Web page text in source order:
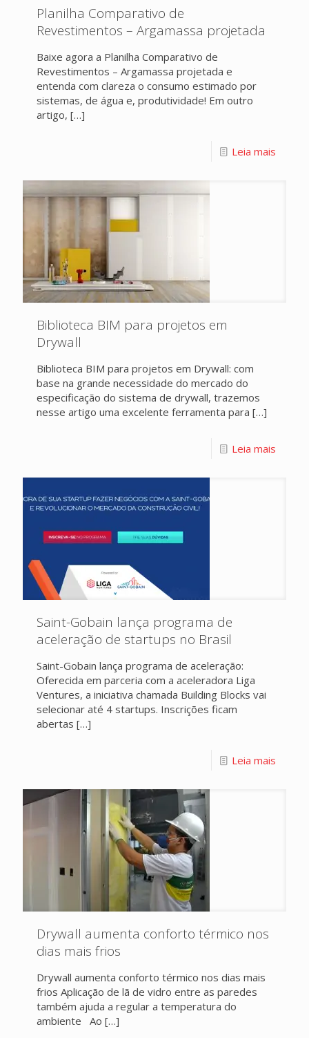
Planilha Comparativo de
Revestimentos – Argamassa projetada
Baixe agora a Planilha Comparativo de
Revestimentos – Argamassa projetada e
entenda com clareza o consumo estimado por
sistemas, de água e, produtividade! Em outro
artigo, […]
Leia mais
Biblioteca BIM para projetos em
Drywall
Biblioteca BIM para projetos em Drywall: com
base na grande necessidade do mercado do
especificação do sistema de drywall, trazemos
nesse artigo uma excelente ferramenta para […]
Leia mais
Saint-Gobain lança programa de
aceleração de startups no Brasil
Saint-Gobain lança programa de aceleração:
Oferecida em parceria com a aceleradora Liga
Ventures, a iniciativa chamada Building Blocks vai
selecionar até 4 startups. Inscrições ficam
abertas […]
Leia mais
Drywall aumenta conforto térmico nos
dias mais frios
Drywall aumenta conforto térmico nos dias mais
frios Aplicação de lã de vidro entre as paredes
também ajuda a regular a temperatura do
ambiente Ao […]